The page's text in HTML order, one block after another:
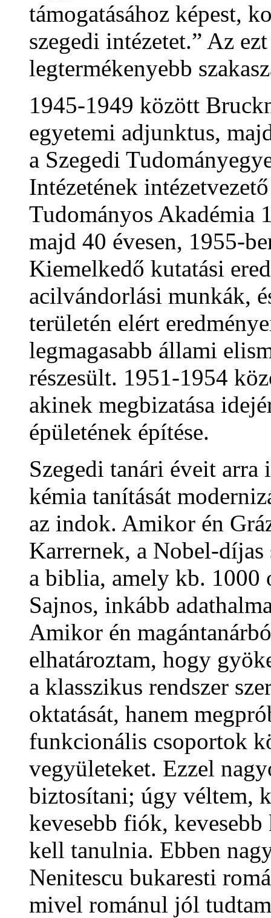
támogatásához képest,
szegedi intézetet.” Az
legtermékenyebb
1945-1949 között
egyetemi adjunktus,
a Szegedi
Intézetének
Tudományos Akadémia
majd 40 évesen, 1955-
Kiemelkedő kutatási
acilvándorlási munkák,
területén elért
legmagasabb állami
részesült. 1951-1954
akinek megbizatása
épületének építése.
Szegedi tanári éveit arra
kémia tanítását
az indok. Amikor én
Karrernek, a Nobel-
a biblia, amely kb. 1000
Sajnos, inkább
Amikor én
elhatároztam, hogy
a klasszikus rendszer
oktatását, hanem
funkcionális csoportok
vegyületeket. Ezzel
biztosítani; úgy véltem,
kevesebb fiók,
kell tanulnia. Ebben
Nenitescu bukaresti
mivel románul jól